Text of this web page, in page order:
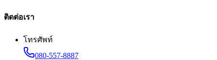
ติดต่อเรา
โทรศัพท์
080-557-8887